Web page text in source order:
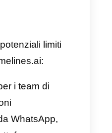
le interazioni e
presenta,
ora è d’obbligo
così da